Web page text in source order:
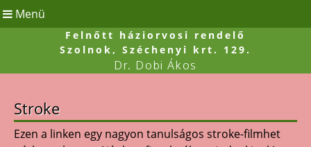
Menü
Felnőtt háziorvosi rendelő
Szolnok, Széchenyi krt. 129.
Dr. Dobi Ákos
Stroke
Ezen a linken egy nagyon tanulságos stroke-filmhet